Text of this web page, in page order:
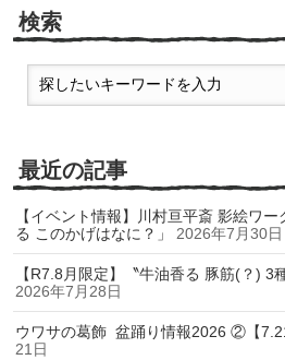
検索
最近の記事
【イベント情報】川村亘平斎 影絵ワ
る このかげはなに？」
2026年7月30日
【R7.8月限定】〝牛油香る 豚筋(？) 3
2026年7月28日
ウワサの葛飾 盆踊り情報2026 ②【
21日